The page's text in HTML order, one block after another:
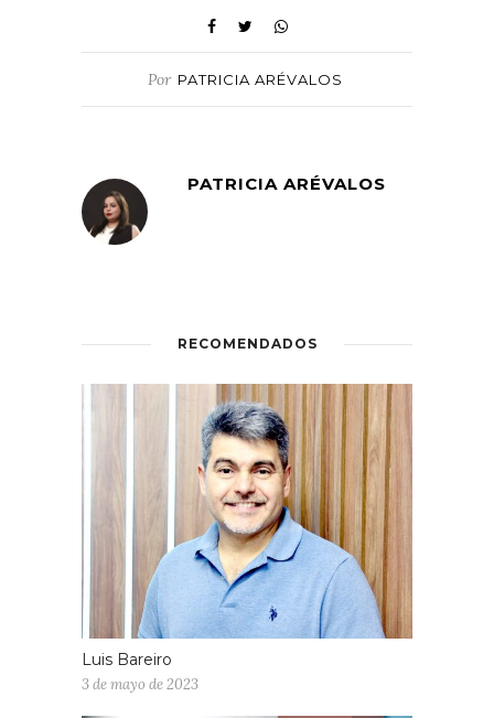
Por PATRICIA ARÉVALOS
PATRICIA ARÉVALOS
RECOMENDADOS
Luis Bareiro
3 de mayo de 2023